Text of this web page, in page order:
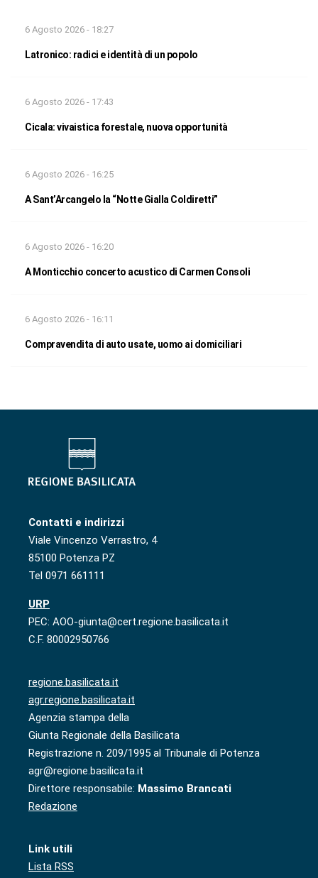
6 Agosto 2026 - 18:27
Latronico: radici e identità di un popolo
6 Agosto 2026 - 17:43
Cicala: vivaistica forestale, nuova opportunità
6 Agosto 2026 - 16:25
A Sant’Arcangelo la “Notte Gialla Coldiretti”
6 Agosto 2026 - 16:20
A Monticchio concerto acustico di Carmen Consoli
6 Agosto 2026 - 16:11
Compravendita di auto usate, uomo ai domiciliari
Contatti e indirizzi
Viale Vincenzo Verrastro, 4
85100 Potenza PZ
Tel 0971 661111
URP
PEC: AOO-giunta@cert.regione.basilicata.it
C.F. 80002950766
regione.basilicata.it
agr.regione.basilicata.it
Agenzia stampa della
Giunta Regionale della Basilicata
Registrazione n. 209/1995 al Tribunale di Potenza
agr@regione.basilicata.it
Direttore responsabile: Massimo Brancati
Redazione
Link utili
Lista RSS